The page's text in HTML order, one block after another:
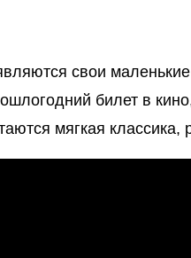
свои
билет в
мягкая